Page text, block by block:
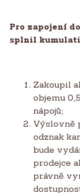
Pro zapojení
splnil
Zakoupil
objemu
nápojů;
Výslovně
odznak
bude
prodejce
právně